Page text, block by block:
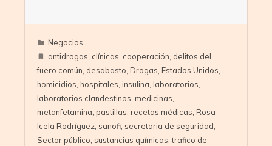
Negocios
antidrogas, clínicas, cooperación, delitos del
fuero común, desabasto, Drogas, Estados Unidos,
homicidios, hospitales, insulina, laboratorios,
laboratorios clandestinos, medicinas,
metanfetamina, pastillas, recetas médicas, Rosa
Icela Rodríguez, sanofi, secretaria de seguridad,
Sector público, sustancias químicas,trafico de